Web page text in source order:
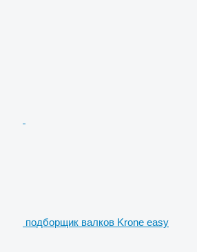
подборщик валков Krone easy